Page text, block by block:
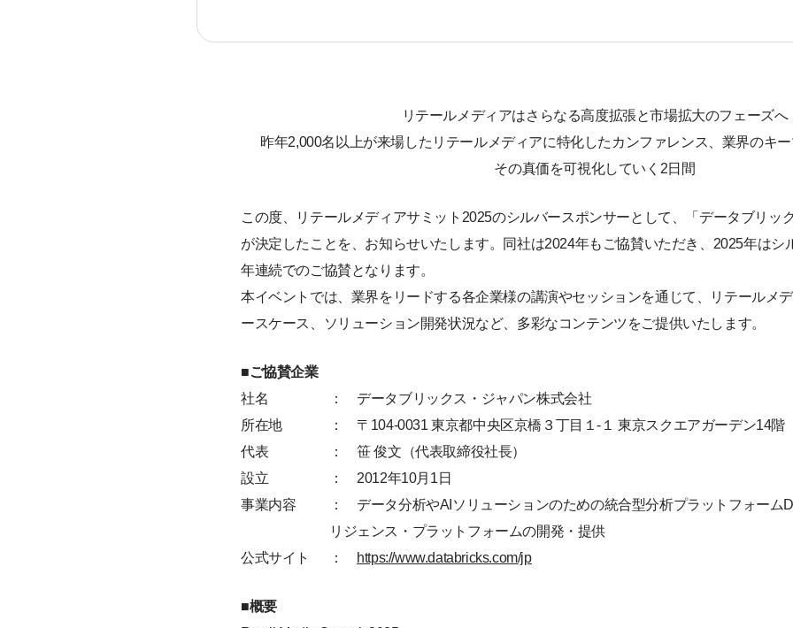
リテールメディアはさらなる高度拡張と市場拡大のフェーズへ
昨年2,000名以上が来場したリテールメディアに特化したカンファレンス、業界のキー
その真価を可視化していく2日間
この度、リテールメディアサミット2025のシルバースポンサーとして、「データブリッ
が決定したことを、お知らせいたします。同社は2024年もご協賛いただき、2025年はシ
年連続でのご協賛となります。
本イベントでは、業界をリードする各企業様の講演やセッションを通じて、リテールメ
ースケース、ソリューション開発状況など、多彩なコンテンツをご提供いたします。
■ご協賛企業
社名
： データブリックス・ジャパン株式会社
所在地
： 〒104-0031 東京都中央区京橋３丁目１-１ 東京スクエアガーデン14階
代表
： 笹 俊文（代表取締役社長）
設立
： 2012年10月1日
事業内容
： データ分析やAIソリューションのための統合型分析プラットフォーム
リジェンス・プラットフォームの開発・提供
公式サイト
： https://www.databricks.com/jp
■概要